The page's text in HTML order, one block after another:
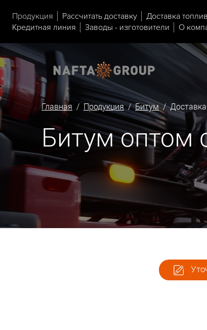
Продукция Рассчитать доставку Доставка
Кредитная линия
Заводы - изготовители О
Главная / Продукция/Битум/ Доставка
Битум оптом